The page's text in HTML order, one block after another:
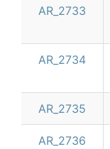
AR_2733
AR_2734
AR_2735
AR_2736